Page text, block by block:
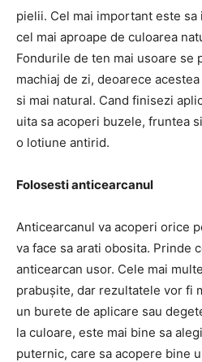
pielii. Cel mai important este
cel mai aproape de culoarea
Fondurile de ten mai usoare se
machiaj de zi, deoarece
si mai natural. Cand finisezi
uita sa acoperi buzele, fruntea
o lotiune antirid.
Folosesti anticearcanul
Anticearcanul va acoperi orice
va face sa arati obosita. Prinde
anticearcan usor. Cele mai
prabușite, dar rezultatele vor fi
un burete de aplicare sau
la culoare, este mai bine sa
puternic, care sa acopere bine